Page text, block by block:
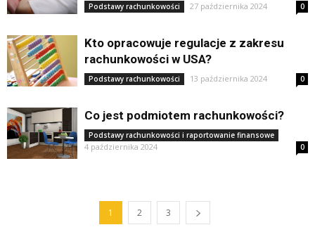
Podstawy rachunkowości 27 października 2024 0
Kto opracowuje regulacje z zakresu
rachunkowości w USA?
Podstawy rachunkowości 13 października 2024 0
Co jest podmiotem rachunkowości?
Podstawy rachunkowości i raportowanie finansowe
4 października 2024 0
1 2 3